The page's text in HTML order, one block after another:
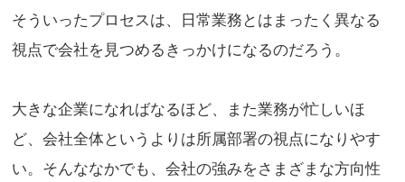
そういったプロセスは、日常業務とはまったく異なる
視点で会社を見つめるきっかけになるのだろう。
大きな企業になればなるほど、また業務が忙しいほ
ど、会社全体というよりは所属部署の視点になりやす
い。そんななかでも、会社の強みをさまざまな方向性